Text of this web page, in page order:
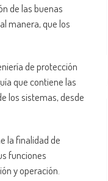
de las buenas
manera, que los
de protección
que contiene las
los sistemas, desde
la finalidad de
funciones
y operación.